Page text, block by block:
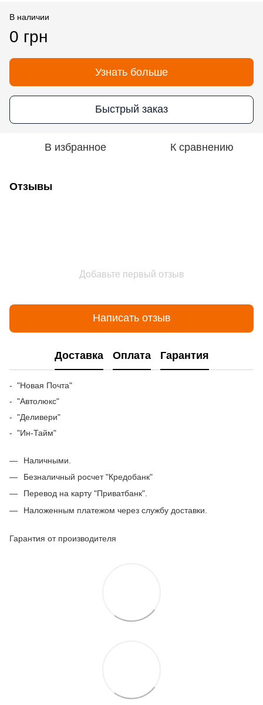
В наличии
0 грн
Узнать больше
Быстрый заказ
В избранное К сравнению
Отзывы
Добавьте первый отзыв
Написать отзыв
Доставка Оплата Гарантия
- "Новая Почта"
- "Автолюкс"
- "Деливери"
- "Ин-Тайм"
Наличными.
Безналичный росчет "Кредобанк"
Перевод на карту "Приватбанк".
Наложенным платежом через службу доставки.
Гарантия от производителя